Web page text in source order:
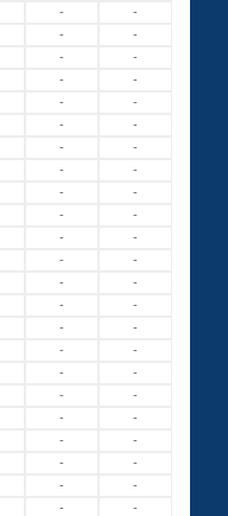
-
-
-
-
-
-
-
-
-
-
-
-
-
-
-
-
-
-
-
-
-
-
-
-
-
-
-
-
-
-
-
-
-
-
-
-
-
-
-
-
-
-
-
-
-
-